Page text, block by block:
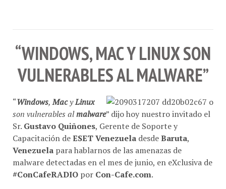
“WINDOWS, MAC Y LINUX SON
VULNERABLES AL MALWARE”
“Windows, MacyLinux
son vulnerables almalware” dijo hoy nuestro invitado el
Sr. Gustavo Quiñones, Gerente de Soporte y
Capacitación deESET Venezuela desdeBaruta,
Venezuela para hablarnos de las amenazas de
malware detectadas en el mes de junio, en eXclusiva de
#ConCafeRADIO por Con-Cafe.com.